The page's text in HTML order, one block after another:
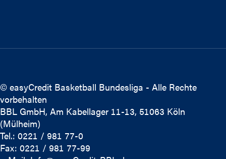
© easyCredit Basketball Bundesliga - Alle Rechte
vorbehalten
BBL GmbH, Am Kabellager 11-13, 51063 Köln
(Mülheim)
Tel.: 0221 / 981 77-0
Fax: 0221 / 981 77-99